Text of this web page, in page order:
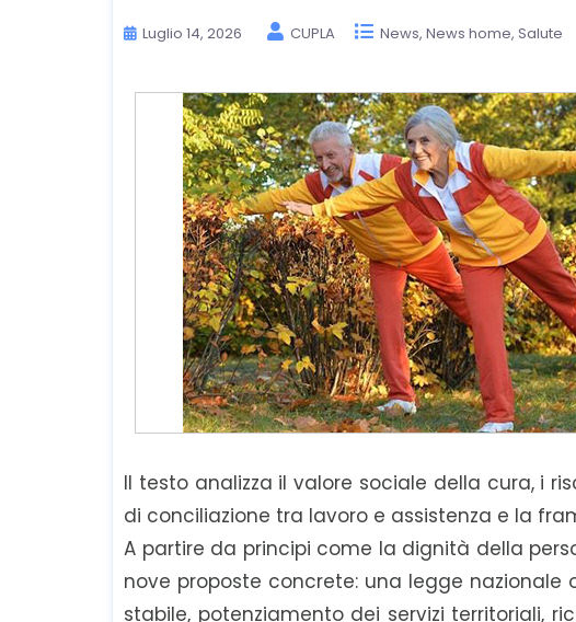
Luglio 14, 2026 CUPLA News News home Salute
Il testo analizza il valore sociale della cura, i
di conciliazione tra lavoro e assistenza e la
A partire da principi come la dignità della
nove proposte concrete: una legge
stabile, potenziamento dei servizi territoriali,